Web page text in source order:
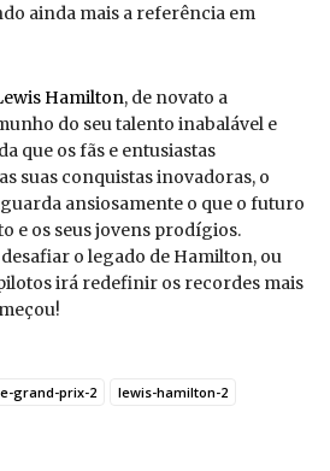
ainda mais a referência em
Hamilton, de novato a
do seu talento inabalável e
que os fãs e entusiastas
suas conquistas inovadoras, o
ansiosamente o que o futuro
e os seus jovens prodígios.
o legado de Hamilton, ou
irá redefinir os recordes mais
grand-prix-2 lewis-hamilton-2